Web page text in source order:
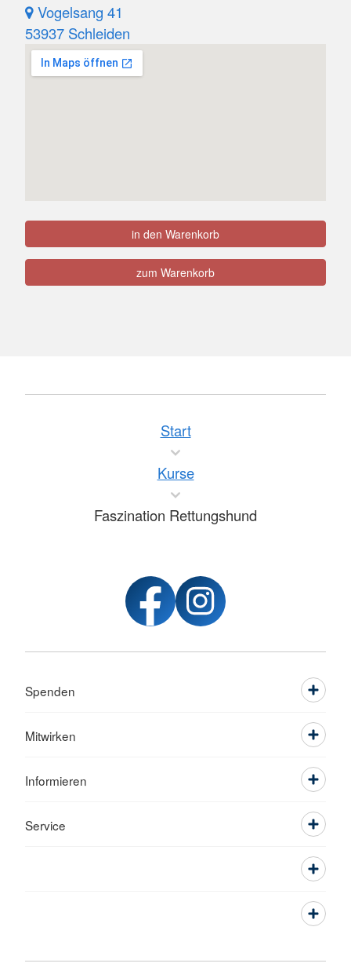
Vogelsang 41
53937 Schleiden
in den Warenkorb
zum Warenkorb
Start
Kurse
Faszination Rettungshund
Spenden
Mitwirken
Informieren
Service